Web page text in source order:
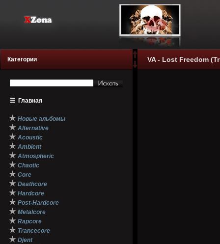
Категории
☰ Главная
★ Новые альбомы
★ Alternative
★ Acoustic
★ Ambient
★ Atmospheric
★ Chaotic
★ Core
★ Deathcore
★ Hardcore
★ Post-Hardcore
★ Metalcore
★ Rapcore
★ Trancecore
★ Djent
VA - Lost Freedom